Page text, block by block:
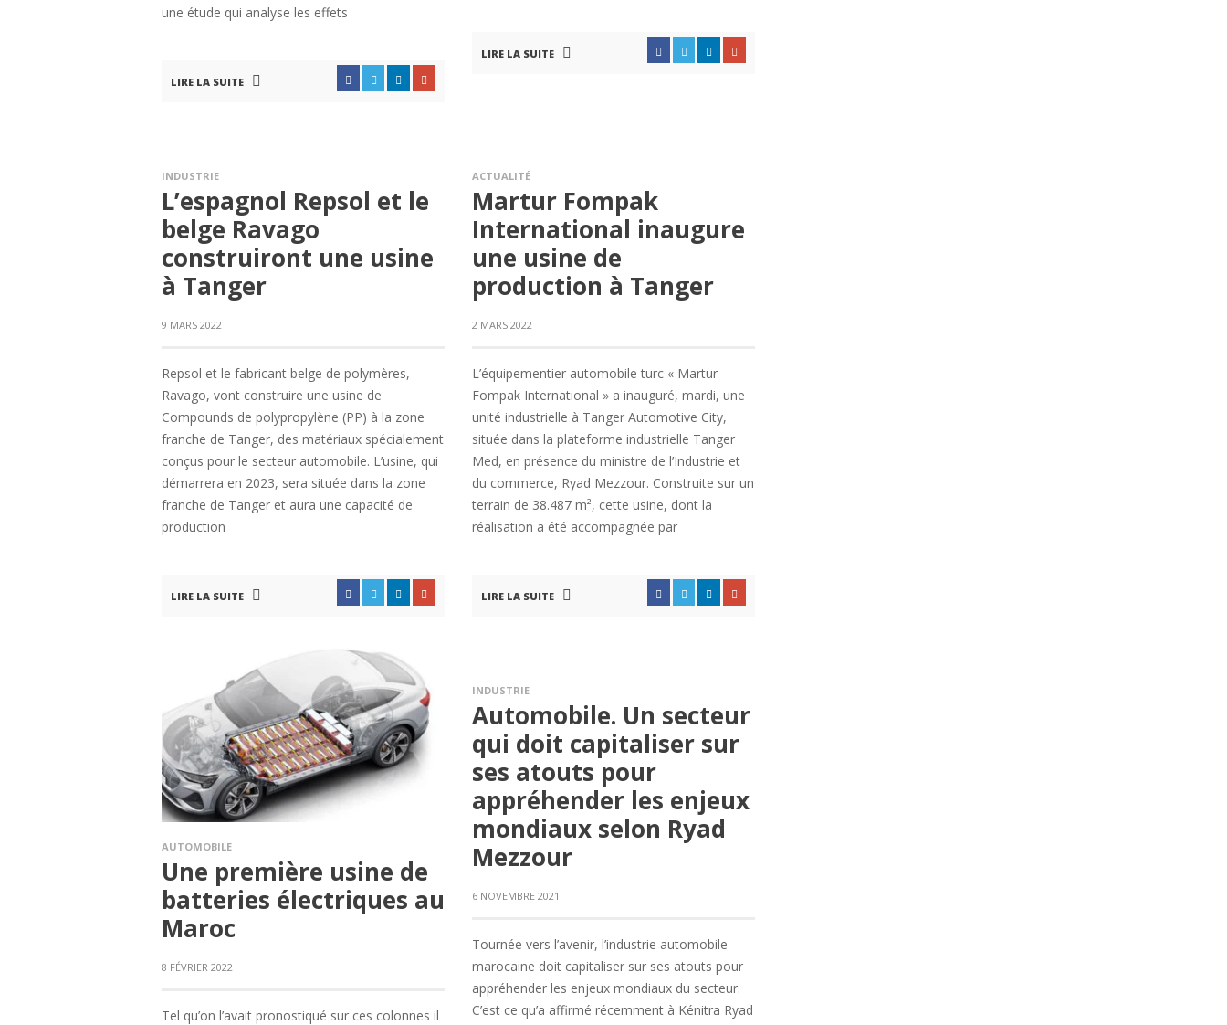
une étude qui analyse les effets
LIRE LA SUITE
LIRE LA SUITE
INDUSTRIE
L’espagnol Repsol et le
belge Ravago
construiront une usine
à Tanger
9 MARS 2022
Repsol et le fabricant belge de polymères,
Ravago, vont construire une usine de
Compounds de polypropylène (PP) à la zone
franche de Tanger, des matériaux spécialement
conçus pour le secteur automobile. L’usine, qui
démarrera en 2023, sera située dans la zone
franche de Tanger et aura une capacité de
production
LIRE LA SUITE
ACTUALITÉ
Martur Fompak
International inaugure
une usine de
production à Tanger
2 MARS 2022
L’équipementier automobile turc « Martur
Fompak International » a inauguré, mardi, une
unité industrielle à Tanger Automotive City,
située dans la plateforme industrielle Tanger
Med, en présence du ministre de l’Industrie et
du commerce, Ryad Mezzour. Construite sur un
terrain de 38.487 m², cette usine, dont la
réalisation a été accompagnée par
LIRE LA SUITE
AUTOMOBILE
Une première usine de
batteries électriques au
Maroc
8 FÉVRIER 2022
Tel qu’on l’avait pronostiqué sur ces colonnes il
INDUSTRIE
Automobile. Un secteur
qui doit capitaliser sur
ses atouts pour
appréhender les enjeux
mondiaux selon Ryad
Mezzour
6 NOVEMBRE 2021
Tournée vers l’avenir, l’industrie automobile
marocaine doit capitaliser sur ses atouts pour
appréhender les enjeux mondiaux du secteur.
C’est ce qu’a affirmé récemment à Kénitra Ryad